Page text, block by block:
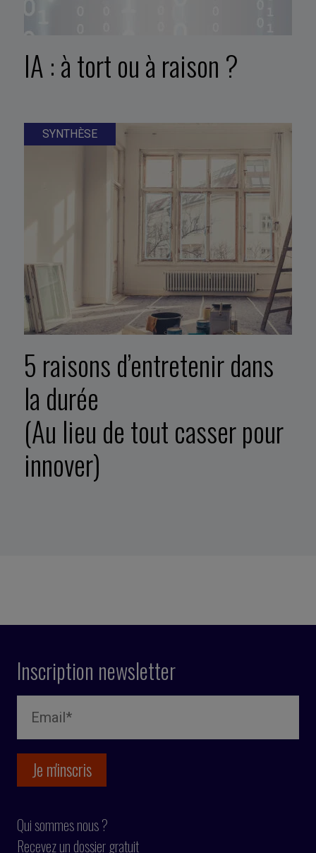
IA : à tort ou à raison ?
SYNTHÈSE
5 raisons d’entretenir dans
la durée
(Au lieu de tout casser pour
innover)
Inscription newsletter
Qui sommes nous ?
Recevez un dossier gratuit